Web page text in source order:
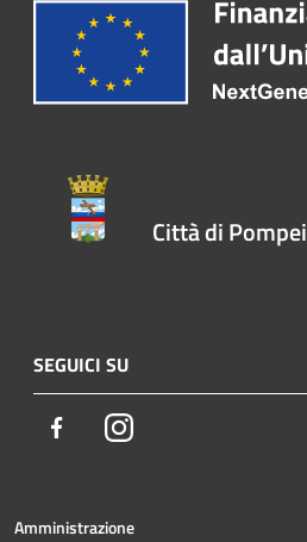
Città di Pompei
SEGUICI SU
FacebookInstagram
Amministrazione